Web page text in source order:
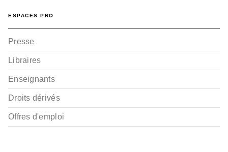
ESPACES PRO
Presse
Libraires
Enseignants
Droits dérivés
Offres d'emploi